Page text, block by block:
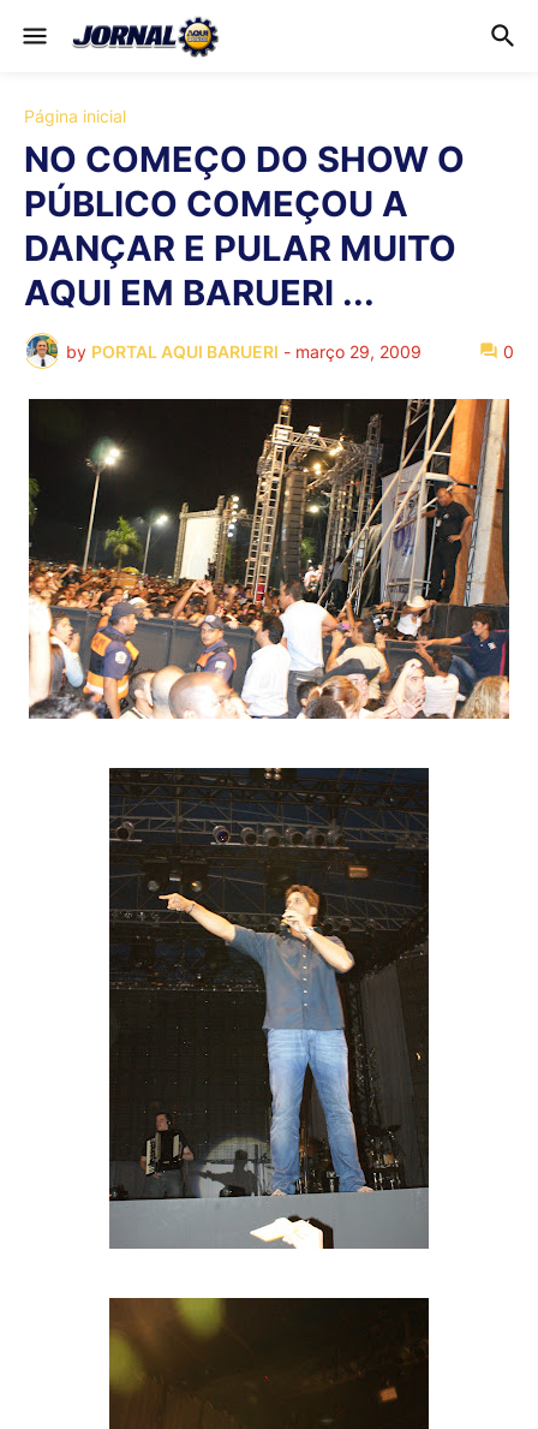
Página inicial
NO COMEÇO DO SHOW O
PÚBLICO COMEÇOU A
DANÇAR E PULAR MUITO
AQUI EM BARUERI ...
by PORTAL AQUI BARUERI - março 29, 2009 0